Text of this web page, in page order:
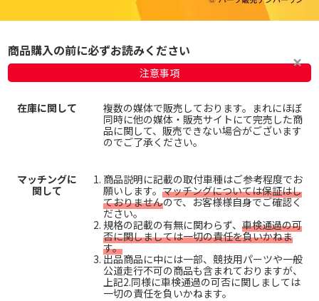
商品購入の前に必ずお読みください
注意事項
在庫に関して
複数の媒体で販売しております。まれにほぼ
同時に他の媒体・販売サイトにて完売した商
品に関して、販売できない場合がございます
のでご了承ください。
マッチングに
関して
商品説明に記載の取付車種はご参考程度でお
願いします。 マッチングについては保証はし
ておりませんので、お客様様自身でご確認く
ださい。
規格の記載の有無に関わらず、 車検通過の可
否に関しましては一切の責任を負いかねま
す。
出品商品に中には一部、競技用パーツや一般
公道走行不可の商品も含まれておりますが、
上記2.同様に車検通過の可否に関しましては
一切の責任を負いかねます。